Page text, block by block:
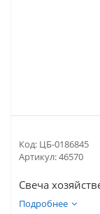
Код: ЦБ-0186845
Артикул:46570
Свеча
Подробнее